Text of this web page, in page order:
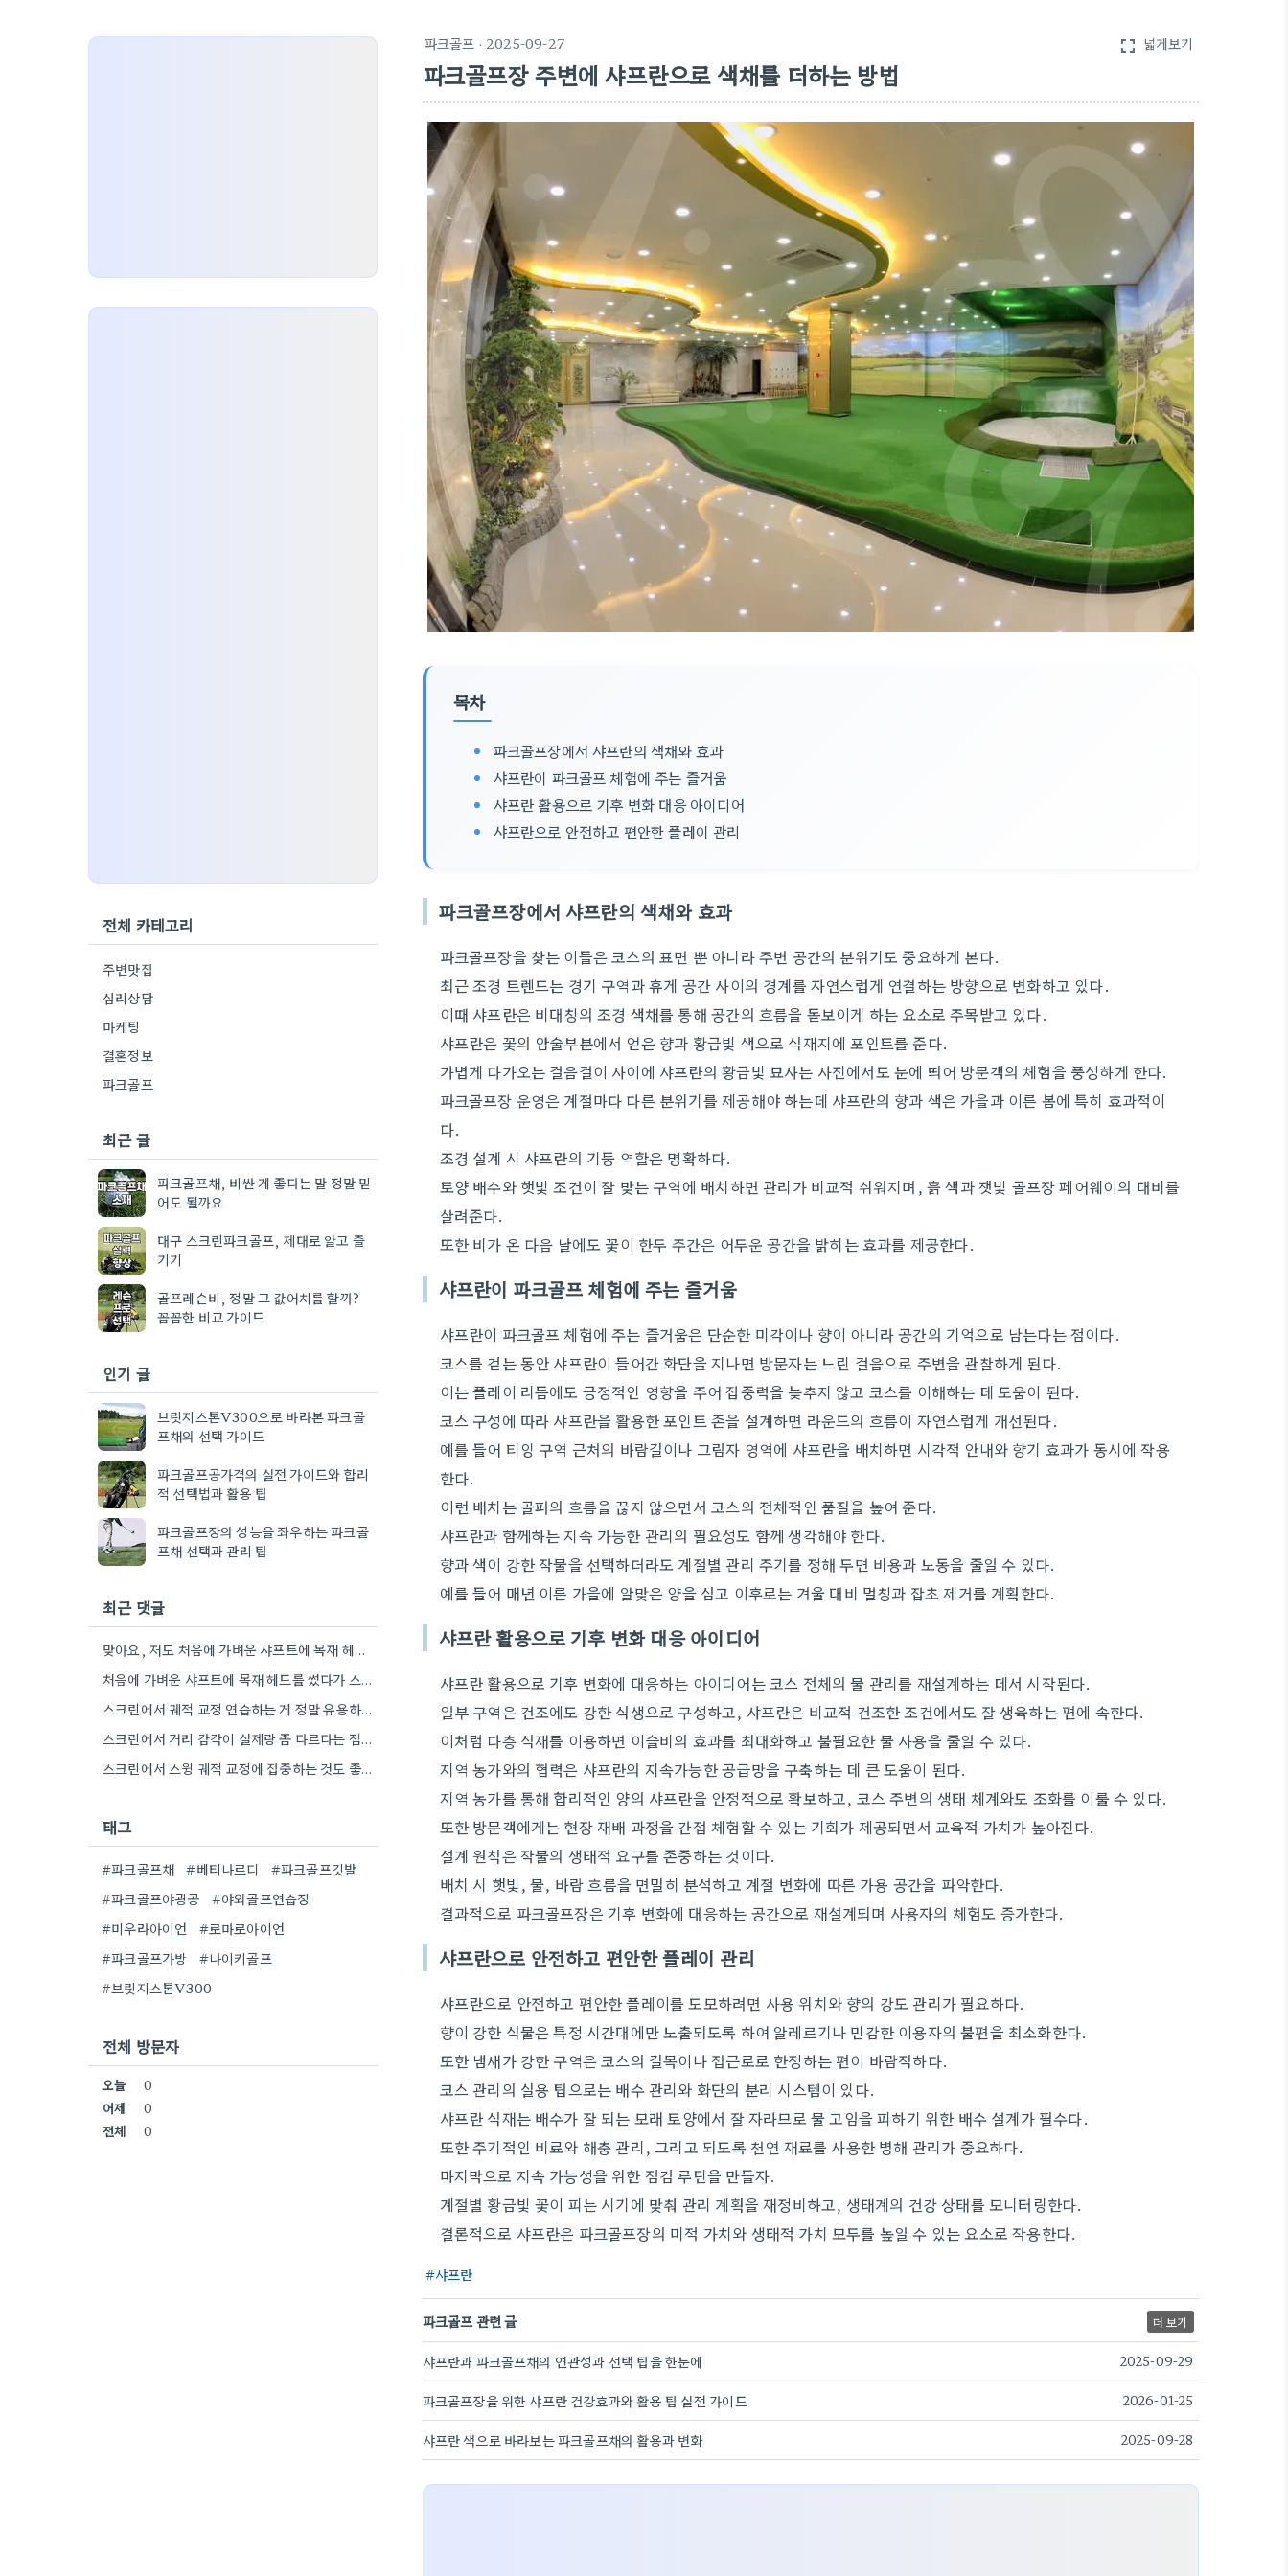
파크골프 · 2025-09-27 fullscreen 넓게보기
파크골프장 주변에 샤프란으로 색채를 더하는 방법
목차
파크골프장에서 샤프란의 색채와 효과
샤프란이 파크골프 체험에 주는 즐거움
샤프란 활용으로 기후 변화 대응 아이디어
샤프란으로 안전하고 편안한 플레이 관리
파크골프장에서 샤프란의 색채와 효과
파크골프장을 찾는 이들은 코스의 표면 뿐 아니라 주변 공간의 분위기도 중요하게 본다.
최근 조경 트렌드는 경기 구역과 휴게 공간 사이의 경계를 자연스럽게 연결하는 방향으로 변화하고 있다.
이때 샤프란은 비대칭의 조경 색채를 통해 공간의 흐름을 돋보이게 하는 요소로 주목받고 있다.
샤프란은 꽃의 암술부분에서 얻은 향과 황금빛 색으로 식재지에 포인트를 준다.
가볍게 다가오는 걸음걸이 사이에 샤프란의 황금빛 묘사는 사진에서도 눈에 띄어 방문객의 체험을 풍성하게 한다.
파크골프장 운영은 계절마다 다른 분위기를 제공해야 하는데 샤프란의 향과 색은 가을과 이른 봄에 특히 효과적이
다.
조경 설계 시 샤프란의 기둥 역할은 명확하다.
토양 배수와 햇빛 조건이 잘 맞는 구역에 배치하면 관리가 비교적 쉬워지며, 흙 색과 잿빛 골프장 페어웨이의 대비를
살려준다.
또한 비가 온 다음 날에도 꽃이 한두 주간은 어두운 공간을 밝히는 효과를 제공한다.
샤프란이 파크골프 체험에 주는 즐거움
샤프란이 파크골프 체험에 주는 즐거움은 단순한 미각이나 향이 아니라 공간의 기억으로 남는다는 점이다.
코스를 걷는 동안 샤프란이 들어간 화단을 지나면 방문자는 느린 걸음으로 주변을 관찰하게 된다.
이는 플레이 리듬에도 긍정적인 영향을 주어 집중력을 늦추지 않고 코스를 이해하는 데 도움이 된다.
코스 구성에 따라 샤프란을 활용한 포인트 존을 설계하면 라운드의 흐름이 자연스럽게 개선된다.
예를 들어 티잉 구역 근처의 바람길이나 그림자 영역에 샤프란을 배치하면 시각적 안내와 향기 효과가 동시에 작용
한다.
이런 배치는 골퍼의 흐름을 끊지 않으면서 코스의 전체적인 품질을 높여 준다.
샤프란과 함께하는 지속 가능한 관리의 필요성도 함께 생각해야 한다.
향과 색이 강한 작물을 선택하더라도 계절별 관리 주기를 정해 두면 비용과 노동을 줄일 수 있다.
예를 들어 매년 이른 가을에 알맞은 양을 심고 이후로는 겨울 대비 멀칭과 잡초 제거를 계획한다.
샤프란 활용으로 기후 변화 대응 아이디어
샤프란 활용으로 기후 변화에 대응하는 아이디어는 코스 전체의 물 관리를 재설계하는 데서 시작된다.
일부 구역은 건조에도 강한 식생으로 구성하고, 샤프란은 비교적 건조한 조건에서도 잘 생육하는 편에 속한다.
이처럼 다층 식재를 이용하면 이슬비의 효과를 최대화하고 불필요한 물 사용을 줄일 수 있다.
지역 농가와의 협력은 샤프란의 지속가능한 공급망을 구축하는 데 큰 도움이 된다.
지역 농가를 통해 합리적인 양의 샤프란을 안정적으로 확보하고, 코스 주변의 생태 체계와도 조화를 이룰 수 있다.
또한 방문객에게는 현장 재배 과정을 간접 체험할 수 있는 기회가 제공되면서 교육적 가치가 높아진다.
설계 원칙은 작물의 생태적 요구를 존중하는 것이다.
배치 시 햇빛, 물, 바람 흐름을 면밀히 분석하고 계절 변화에 따른 가용 공간을 파악한다.
결과적으로 파크골프장은 기후 변화에 대응하는 공간으로 재설계되며 사용자의 체험도 증가한다.
샤프란으로 안전하고 편안한 플레이 관리
샤프란으로 안전하고 편안한 플레이를 도모하려면 사용 위치와 향의 강도 관리가 필요하다.
향이 강한 식물은 특정 시간대에만 노출되도록 하여 알레르기나 민감한 이용자의 불편을 최소화한다.
또한 냄새가 강한 구역은 코스의 길목이나 접근로로 한정하는 편이 바람직하다.
코스 관리의 실용 팁으로는 배수 관리와 화단의 분리 시스템이 있다.
샤프란 식재는 배수가 잘 되는 모래 토양에서 잘 자라므로 물 고임을 피하기 위한 배수 설계가 필수다.
또한 주기적인 비료와 해충 관리, 그리고 되도록 천연 재료를 사용한 병해 관리가 중요하다.
마지막으로 지속 가능성을 위한 점검 루틴을 만들자.
계절별 황금빛 꽃이 피는 시기에 맞춰 관리 계획을 재정비하고, 생태계의 건강 상태를 모니터링한다.
결론적으로 샤프란은 파크골프장의 미적 가치와 생태적 가치 모두를 높일 수 있는 요소로 작용한다.
샤프란
파크골프 관련 글 더 보기
샤프란과 파크골프채의 연관성과 선택 팁을 한눈에 2025-09-29
파크골프장을 위한 샤프란 건강효과와 활용 팁 실전 가이드 2026-01-25
샤프란 색으로 바라보는 파크골프채의 활용과 변화 2025-09-28
전체 카테고리
주변맛집
심리상담
마케팅
결혼정보
파크골프
최근 글
파크골프채, 비싼 게 좋다는 말 정말 믿
어도 될까요
대구 스크린파크골프, 제대로 알고 즐
기기
골프레슨비, 정말 그 값어치를 할까?
꼼꼼한 비교 가이드
인기 글
브릿지스톤V300으로 바라본 파크골
프채의 선택 가이드
파크골프공가격의 실전 가이드와 합리
적 선택법과 활용 팁
파크골프장의 성능을 좌우하는 파크골
프채 선택과 관리 팁
최근 댓글
맞아요, 저도 처음에 가벼운 샤프트에 목재 헤드 좋았거든요. 스윙이 빨라지니 무게를 높이는 게 정말 중요하더라구요.
처음에 가벼운 샤프트에 목재 헤드를 썼다가 스윙 스피드가 늘면서 무게 중심이 쏠리는 문제를 겪으셨다니, 정말…
스크린에서 궤적 교정 연습하는 게 정말 유용하겠네요. 실제 필드와는 또 다른 느낌이겠어요.
스크린에서 거리 감각이 실제랑 좀 다르다는 점을 기억하는 게 좋겠어요. 저도 연습할 때 항상 맞춰보면서…
스크린에서 스윙 궤적 교정에 집중하는 것도 좋지만, 실제 필드처럼 자연 속에서 샷 메이킹 연습하는 경험은…
태그
#파크골프채 #베티나르디
#파크골프깃발
#파크골프야광공
#야외골프연습장
#미우라아이언
#로마로아이언
#파크골프가방
#나이키골프
#브릿지스톤V300
전체 방문자
오늘
0
어제
0
전체
0